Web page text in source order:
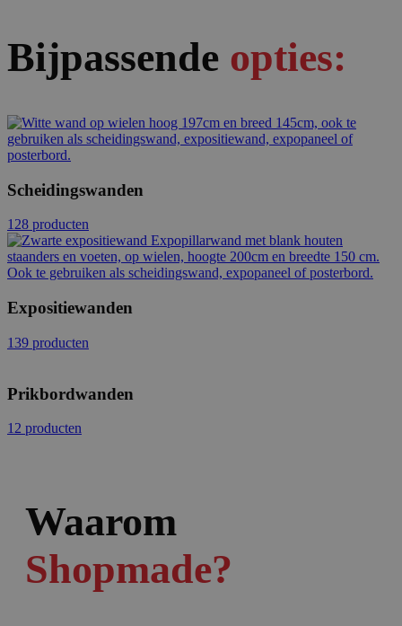
Bijpassende opties:
Scheidingswanden
128 producten
Expositiewanden
139 producten
Prikbordwanden
12 producten
Waarom
Shopmade?